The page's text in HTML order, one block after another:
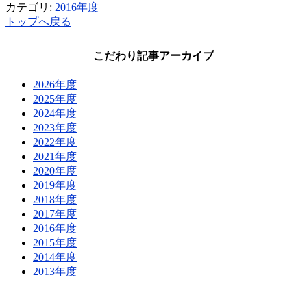
カテゴリ: 2016年度
トップへ戻る
こだわり記事アーカイブ
2026年度
2025年度
2024年度
2023年度
2022年度
2021年度
2020年度
2019年度
2018年度
2017年度
2016年度
2015年度
2014年度
2013年度